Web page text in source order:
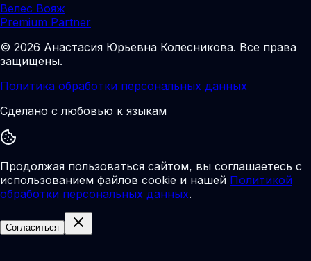
Велес Вояж
Premium Partner
© 2026 Анастасия Юрьевна Колесникова. Все права
защищены.
Политика обработки персональных данных
Сделано с любовью к языкам
Продолжая пользоваться сайтом, вы соглашаетесь с
использованием файлов cookie и нашей Политикой
обработки персональных данных.
Согласиться